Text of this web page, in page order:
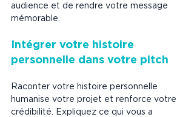
audience et de rendre votre message
mémorable.
Intégrer votre histoire
personnelle dans votre pitch
Raconter votre histoire personnelle
humanise votre projet et renforce votre
crédibilité. Expliquez ce qui vous a